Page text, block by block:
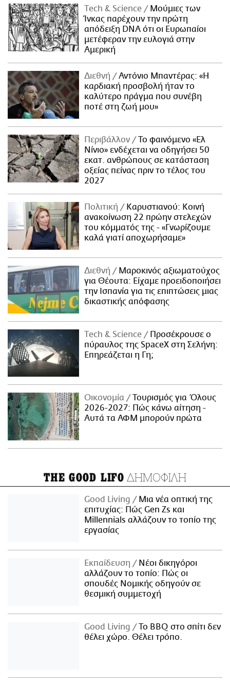
Τech & Science
Μούμιες των
Ίνκας παρέχουν την πρώτη
απόδειξη DNA ότι οι Ευρωπαίοι
μετέφεραν την ευλογιά στην
Αμερική
Διεθνή
Αντόνιο Μπαντέρας: «Η
καρδιακή προσβολή ήταν το
καλύτερο πράγμα που συνέβη
ποτέ στη ζωή μου»
Περιβάλλον
Το φαινόμενο «Ελ
Νίνιο» ενδέχεται να οδηγήσει 50
εκατ. ανθρώπους σε κατάσταση
οξείας πείνας πριν το τέλος του
2027
Πολιτική
Καρυστιανού: Κοινή
ανακοίνωση 22 πρώην στελεχών
του κόμματός της - «Γνωρίζουμε
καλά γιατί αποχωρήσαμε»
Διεθνή
Μαροκινός αξιωματούχος
για Θέουτα: Είχαμε προειδοποιήσει
την Ισπανία για τις επιπτώσεις μιας
δικαστικής απόφασης
Τech & Science
Προσέκρουσε ο
πύραυλος της SpaceX στη Σελήνη:
Επηρεάζεται η Γη;
Οικονομία
Τουρισμός για Όλους
2026-2027: Πώς κάνω αίτηση -
Αυτά τα ΑΦΜ μπορούν πρώτα
THE GOOD LIFO ΔΗΜΟΦΙΛΗ
Good Living
Μια νέα οπτική της
επιτυχίας: Πώς Gen Zs και
Millennials αλλάζουν το τοπίο της
εργασίας
Εκπαίδευση
Νέοι δικηγόροι
αλλάζουν το τοπίο: Πώς οι
σπουδές Νομικής οδηγούν σε
θεσμική συμμετοχή
Good Living
Το BBQ στο σπίτι δεν
θέλει χώρο. Θέλει τρόπο.